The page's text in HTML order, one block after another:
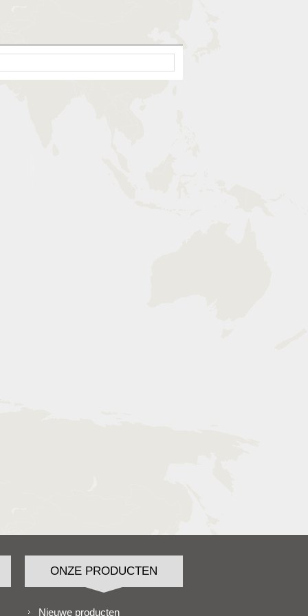
ONZE PRODUCTEN
Nieuwe producten